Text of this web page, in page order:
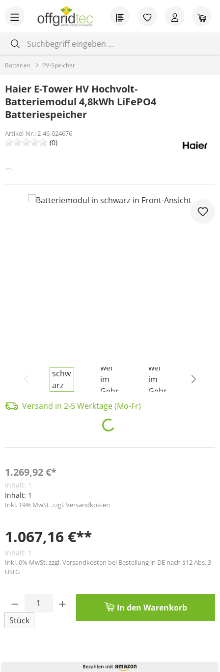
Zum Hauptinhalt springen Du hast 0
Batterien PV-Speicher
Haier E-Tower HV Hochvolt-
Batteriemodul 4,8kWh LiFePO4
Batteriespeicher
Artikel-Nr.:2-46-024676
(0)
Bildergalerie überspringen
Versand in 2-5 Werktage (Mo-Fr)
Loading...
1.269,92 €*
Inhalt: 1
Inhalt: 1
Inkl. 19% MwSt. zzgl. Versandkosten
1.067,16 €**
Inhalt: 1
Inkl. 0% MwSt. zzgl. Versandkosten bei Bestellung in DE nach §12 Abs. 3
UStG
Produkt Anzahl: Gib den gewünschten
Stück
In den Warenkorb